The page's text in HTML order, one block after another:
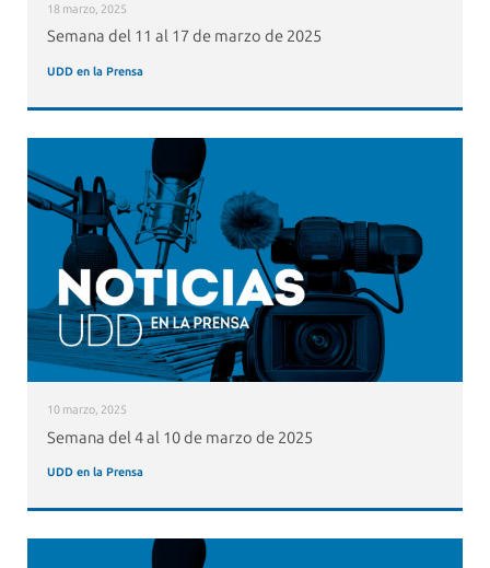
18 marzo, 2025
Semana del 11 al 17 de marzo de 2025
UDD en la Prensa
10 marzo, 2025
Semana del 4 al 10 de marzo de 2025
UDD en la Prensa